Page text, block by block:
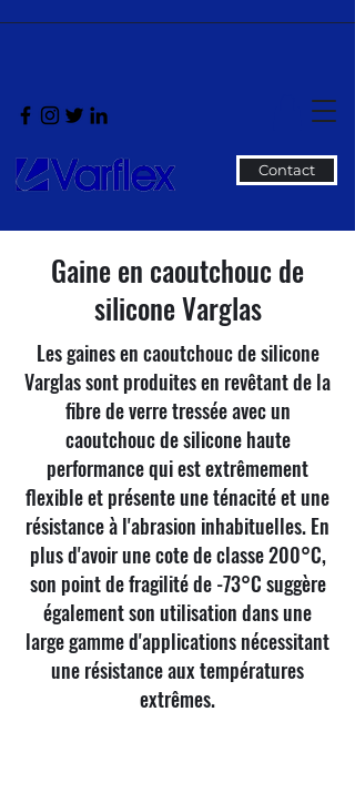
Contact
Gaine en caoutchouc de
silicone Varglas
Les gaines en caoutchouc de silicone
Varglas sont produites en revêtant de la
fibre de verre tressée avec un
caoutchouc de silicone haute
performance qui est extrêmement
flexible et présente une ténacité et une
résistance à l'abrasion inhabituelles. En
plus d'avoir une cote de classe 200°C,
son point de fragilité de -73°C suggère
également son utilisation dans une
large gamme d'applications nécessitant
une résistance aux températures
extrêmes.